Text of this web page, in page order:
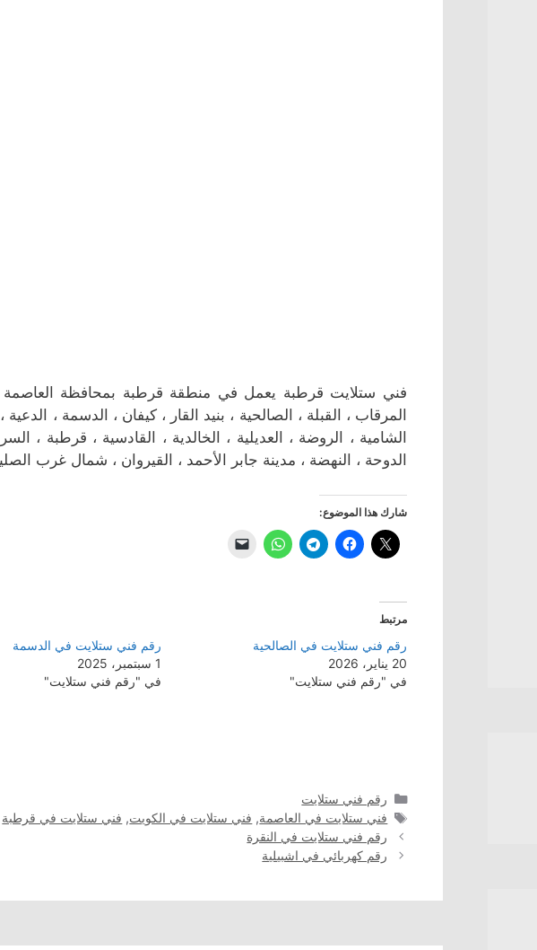
المرقاب ، القبلة ، الصالحية ، بنيد القار ، كيفان ، الدسمة ،
الشامية ، الروضة ، العديلية ، الخالدية ، القادسية ، قرطبة ،
الدوحة ، النهضة ، مدينة جابر الأحمد ، القيروان ، شمال غرب
شارك هذا الموضوع:
مرتبط
رقم فني ستلايت في الصالحية
20 يناير، 2026
في "رقم فني ستلايت"
رقم فني ستلايت في الدسمة
1 سبتمبر، 2025
في "رقم فني ستلايت"
التصنيفات
رقم فني ستلايت
الوسوم
فني ستلايت في العاصمة, فني ستلايت في الكويت, فني ستلايت في قرطبة
رقم فني ستلايت في النقرة
رقم كهربائي في اشبيلية